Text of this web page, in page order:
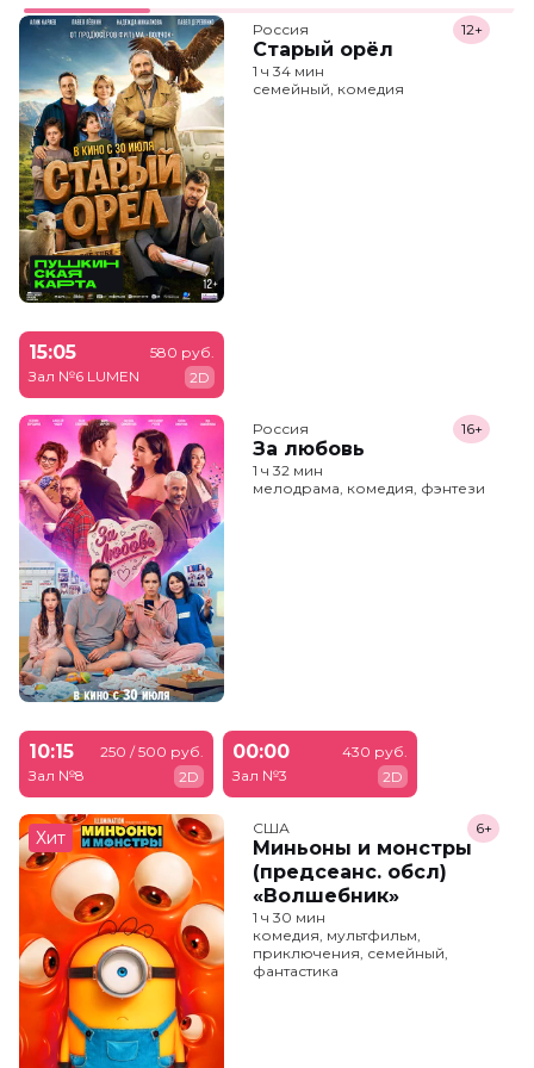
Россия
Старый орёл
12+
1 ч 34 мин
семейный, комедия
15:05
Зал №6 LUMEN
580 руб.
2D
Россия
За любовь
16+
1 ч 32 мин
мелодрама, комедия, фэнтези
10:15
Зал №8
250 / 500 руб.
2D
00:00
Зал №3
430 руб.
2D
Хит США
Миньоны и монстры
(предсеанс. обсл)
«Волшебник»
6+
1 ч 30 мин
комедия, мультфильм,
приключения, семейный,
фантастика